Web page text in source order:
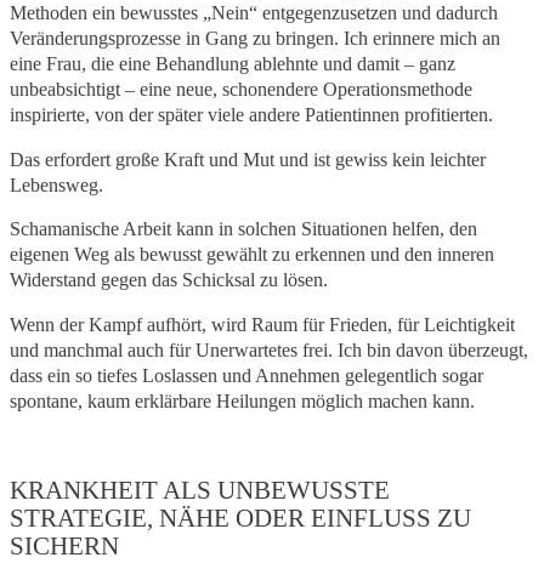
Methoden ein bewusstes „Nein“ entgegenzusetzen und dadurch
Veränderungsprozesse in Gang zu bringen. Ich erinnere mich an
eine Frau, die eine Behandlung ablehnte und damit – ganz
unbeabsichtigt – eine neue, schonendere Operationsmethode
inspirierte, von der später viele andere Patientinnen profitierten.
Das erfordert große Kraft und Mut und ist gewiss kein leichter
Lebensweg.
Schamanische Arbeit kann in solchen Situationen helfen, den
eigenen Weg als bewusst gewählt zu erkennen und den inneren
Widerstand gegen das Schicksal zu lösen.
Wenn der Kampf aufhört, wird Raum für Frieden, für Leichtigkeit
und manchmal auch für Unerwartetes frei. Ich bin davon überzeugt,
dass ein so tiefes Loslassen und Annehmen gelegentlich sogar
spontane, kaum erklärbare Heilungen möglich machen kann.
KRANKHEIT ALS UNBEWUSSTE
STRATEGIE, NÄHE ODER EINFLUSS ZU
SICHERN